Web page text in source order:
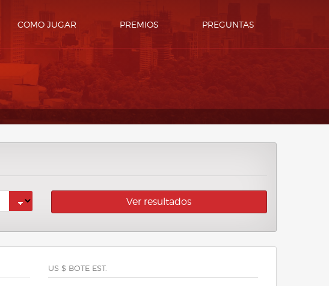
COMO JUGAR PREMIOS PREGUNTAS
Ver resultados
US $ BOTE EST.